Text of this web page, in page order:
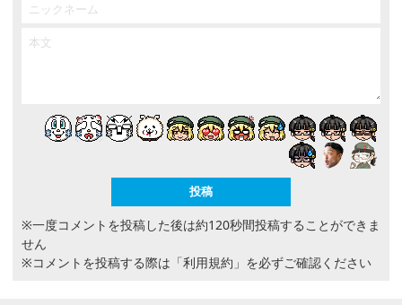
※一度コメントを投稿した後は約120秒間投稿することができま
せん
※コメントを投稿する際は 「利用規約」 を必ずご確認ください